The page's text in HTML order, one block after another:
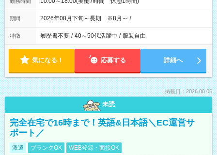
期間 2026年08月下旬～長期 ※8月～！
特徴 履歴書不要 / 40～50代活躍中 / 服装自由
気になる！ 応募する 詳細へ
掲載日：2026.08.05
未読
完全在宅で16時まで！英語&日本語＼EC運営サ
ポート／
派遣 ブランクOK WEB登録・面接OK